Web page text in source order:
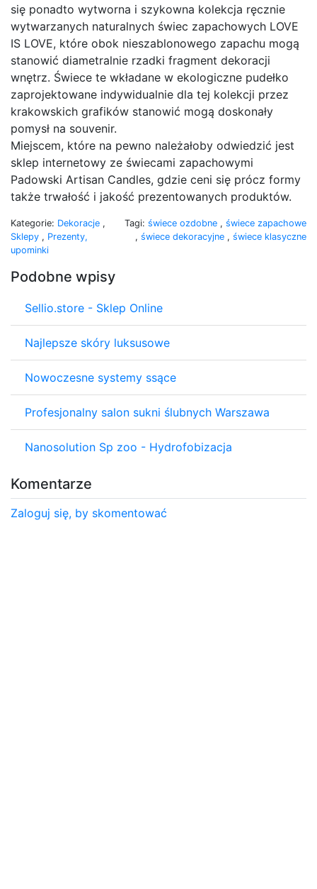
się ponadto wytworna i szykowna kolekcja ręcznie
wytwarzanych naturalnych świec zapachowych LOVE
IS LOVE, które obok nieszablonowego zapachu mogą
stanowić diametralnie rzadki fragment dekoracji
wnętrz. Świece te wkładane w ekologiczne pudełko
zaprojektowane indywidualnie dla tej kolekcji przez
krakowskich grafików stanowić mogą doskonały
pomysł na souvenir.
Miejscem, które na pewno należałoby odwiedzić jest
sklep internetowy ze świecami zapachowymi
Padowski Artisan Candles, gdzie ceni się prócz formy
także trwałość i jakość prezentowanych produktów.
Kategorie: Dekoracje ,
Sklepy , Prezenty,
upominki
Tagi: świece ozdobne , świece zapachowe
, świece dekoracyjne , świece klasyczne
Podobne wpisy
Sellio.store - Sklep Online
Najlepsze skóry luksusowe
Nowoczesne systemy ssące
Profesjonalny salon sukni ślubnych Warszawa
Nanosolution Sp zoo - Hydrofobizacja
Komentarze
Zaloguj się, by skomentować